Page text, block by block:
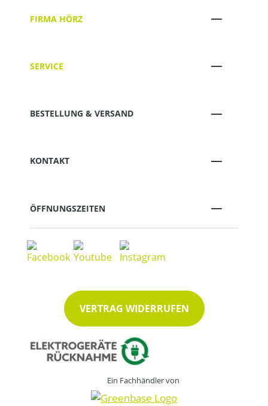
FIRMA HÖRZ
SERVICE
BESTELLUNG & VERSAND
KONTAKT
ÖFFNUNGSZEITEN
VERTRAG WIDERRUFEN
Ein Fachhändler von